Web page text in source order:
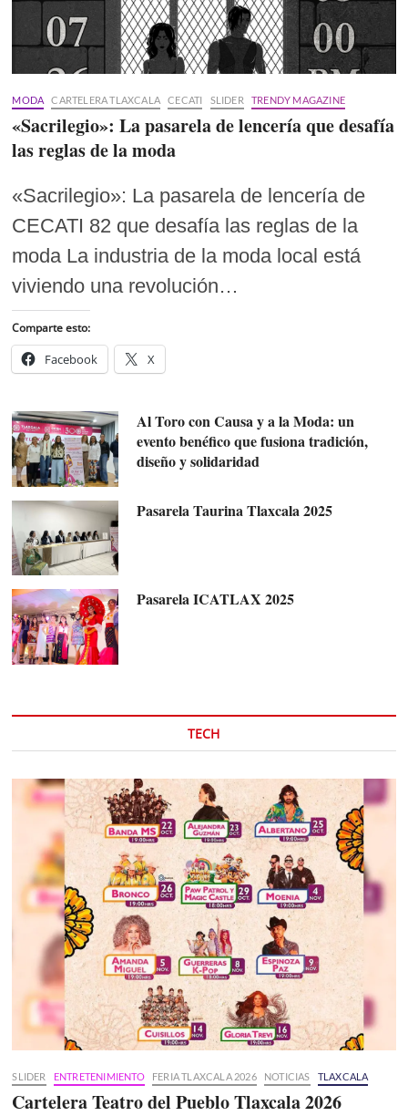
MODA CARTELERA TLAXCALA CECATI SLIDER TRENDY MAGAZINE
«Sacrilegio»: La pasarela de lencería que desafía
las reglas de la moda
«Sacrilegio»: La pasarela de lencería de
CECATI 82 que desafía las reglas de la
moda La industria de la moda local está
viviendo una revolución…
Comparte esto:
Facebook X
Al Toro con Causa y a la Moda: un
evento benéfico que fusiona tradición,
diseño y solidaridad
Pasarela Taurina Tlaxcala 2025
Pasarela ICATLAX 2025
TECH
SLIDER ENTRETENIMIENTO FERIA TLAXCALA 2026 NOTICIAS TLAXCALA
Cartelera Teatro del Pueblo Tlaxcala 2026